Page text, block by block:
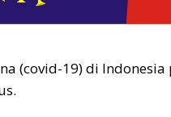
(covid-19) di